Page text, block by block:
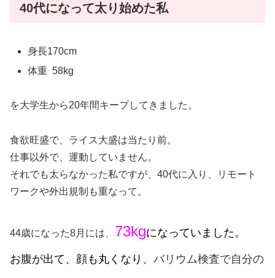
40代になって太り始めた私
身長170cm
体重 58kg
を大学生から20年間キープしてきました。
食欲旺盛で、ライス大盛は当たり前。
仕事以外で、運動していません。
それでも太らなかった私ですが、40代に入り、リモート
ワークや外出規制も重なって。
44歳になった8月には、 73kgになっていました。
お腹が出て、顔も丸くなり、 バリウム検査で自分の